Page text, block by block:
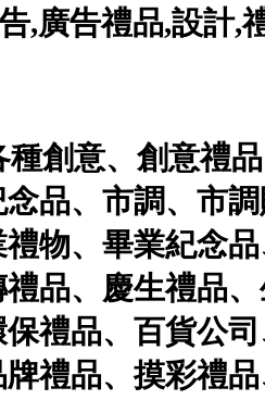
,廣告禮品,設計,
種創意、 創意禮品
念品、 市調、 市
物、 畢業紀念品
禮品、 慶生禮品、
保禮品、 百貨公司
牌禮品、摸彩禮品